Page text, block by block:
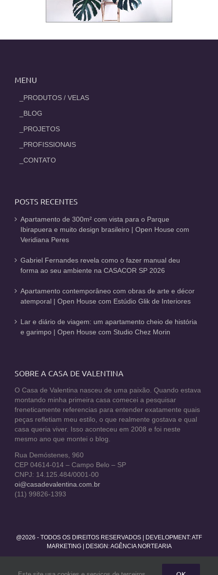
MENU
_PRODUTOS / VELAS
_BLOG
_PROJETOS
_PROFISSIONAIS
_CONTATO
POSTS RECENTES
Apartamento de 300m² com vista para o Parque
Ibirapuera e muito design brasileiro | Open House com
Veridiana Peres
Gabriel Fernandes revela como o fazer manual deu
forma ao seu ambiente na CASACOR SP 2026
Apartamento contemporâneo com obras de arte e décor
atemporal | Open House com Estúdio Glik de Interiores
Lar e diário de viagem: um apartamento cheio de história
e garimpo | Open House com Studio Chez Morin
SOBRE A CASA DE VALENTINA
O Casa de Valentina nasceu de uma paixão. Quando estava
montando minha primeira casa comecei a pesquisar
freneticamente referencias para entender exatamente quais
peças refletiam meu estilo, o que realmente gostava e qual
casa queria viver. Isso aconteceu em 2008 e foi neste
mesmo ano que montei o blog.
Rua Demóstenes, 960
CEP 04614-014 – Campo Belo – SP
CNPJ: 14.125.484/0001-00
oi@casadevalentina.com.br
(11) 99826-1393
@2026 - TODOS OS DIREITOS RESERVADOS | DEVELOPMENT:ATF
MARKETING| DESIGN: AGÊNCIA NORTEARIA
FacebookTwitterInstagramPinterestYouTube